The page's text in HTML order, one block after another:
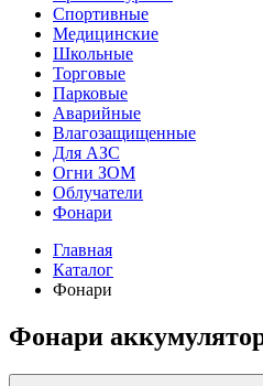
Спортивные
Медицинские
Школьные
Торговые
Парковые
Аварийные
Влагозащищенные
Для АЗС
Огни ЗОМ
Облучатели
Фонари
Главная
Каталог
Фонари
Фонари